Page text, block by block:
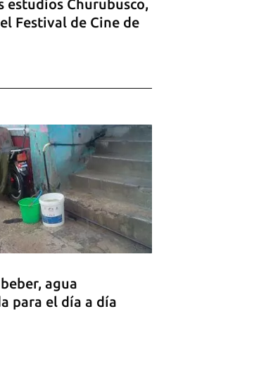
estudios Churubusco,
Festival de Cine de
agua
para el día a día